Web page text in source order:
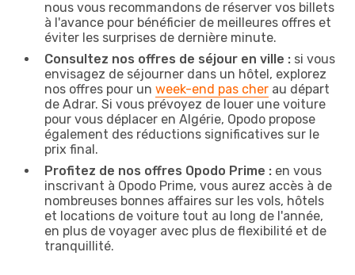
nous vous recommandons de réserver vos billets
à l'avance pour bénéficier de meilleures offres et
éviter les surprises de dernière minute.
Consultez nos offres de séjour en ville : si vous
envisagez de séjourner dans un hôtel, explorez
nos offres pour un week-end pas cher au départ
de Adrar. Si vous prévoyez de louer une voiture
pour vous déplacer en Algérie, Opodo propose
également des réductions significatives sur le
prix final.
Profitez de nos offres Opodo Prime : en vous
inscrivant à Opodo Prime, vous aurez accès à de
nombreuses bonnes affaires sur les vols, hôtels
et locations de voiture tout au long de l'année,
en plus de voyager avec plus de flexibilité et de
tranquillité.